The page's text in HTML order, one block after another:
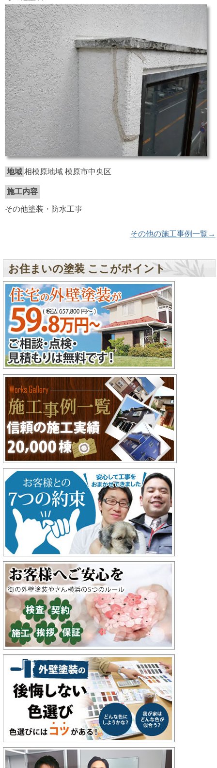
地域 相模原地域 模原市中央区
施工内容
その他塗装・防水工事
その他の施工事例一覧→
お住まいの塗装 ここがポイント